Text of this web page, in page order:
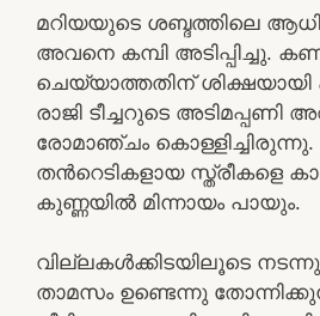
മറിയയുടെ ശബ്ദത്തിലെ
അവനെ കമ്പി അടിപ്പിച്ചു.
ചെയ്യാത്തതിന് ശിക്ഷയായി
രാജി ടീച്ചറുടെ
രോമാഞ്ചം
തന്‍റെടികളായ
കുണ്ണയില്‍ മിന്നായം പായും.
വില്ലകള്‍ക്കിടയിലൂടെ
താമസം ഉണ്ടെന്നു